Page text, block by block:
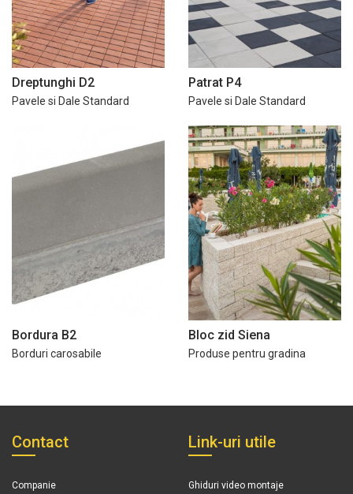
Dreptunghi D2
Pavele si Dale Standard
Patrat P4
Pavele si Dale Standard
Bordura B2
Borduri carosabile
Bloc zid Siena
Produse pentru gradina
Contact
Companie
Link-uri utile
Ghiduri video montaje